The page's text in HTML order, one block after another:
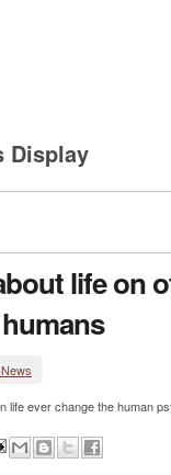
Display
life on
life ever change the human